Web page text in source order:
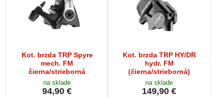
Kot. brzda TRP Spyre
mech. FM
čierna/strieborná
na sklade
94,90 €
Kot. brzda TRP HY/DR
hydr. FM
(čierna/strieborná)
na sklade
149,90 €